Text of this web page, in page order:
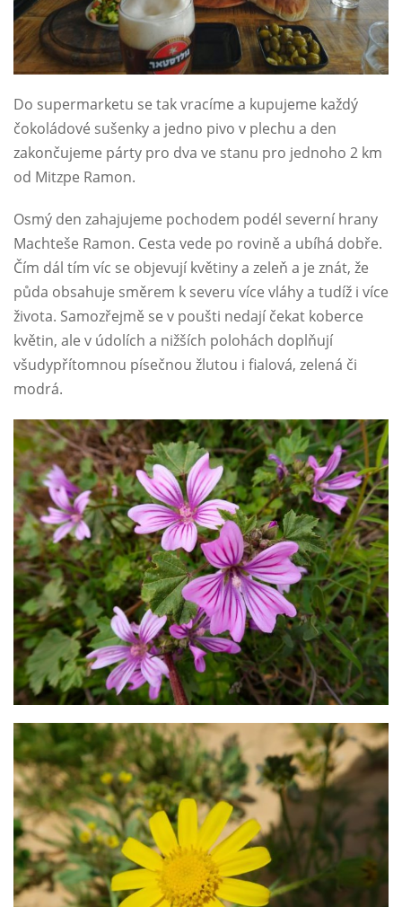
Do supermarketu se tak vracíme a kupujeme každý
čokoládové sušenky a jedno pivo v plechu a den
zakončujeme párty pro dva ve stanu pro jednoho 2 km
od Mitzpe Ramon.
Osmý den zahajujeme pochodem podél severní hrany
Machteše Ramon. Cesta vede po rovině a ubíhá dobře.
Čím dál tím víc se objevují květiny a zeleň a je znát, že
půda obsahuje směrem k severu více vláhy a tudíž i více
života. Samozřejmě se v poušti nedají čekat koberce
květin, ale v údolích a nižších polohách doplňují
všudypřítomnou písečnou žlutou i fialová, zelená či
modrá.